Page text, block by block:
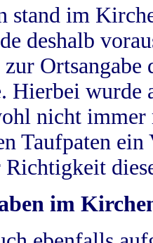
stand im
deshalb
Hierbei wurde
nicht
Taufpaten
im